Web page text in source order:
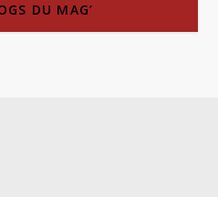
DU MAG’